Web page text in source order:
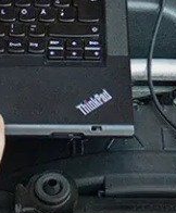
System
vorne links
vorne rechts